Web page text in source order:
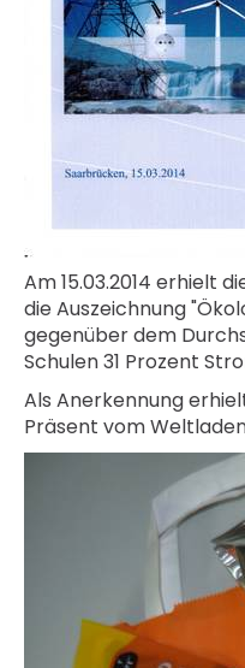
Am 15.03.2014 erhielt
die Auszeichnung
gegenüber dem
Schulen 31 Prozent
Als Anerkennung
Präsent vom